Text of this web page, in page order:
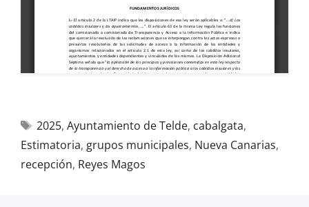
2025, Ayuntamiento de Telde, cabalgata,
Estimatoria, grupos municipales, Nueva Canarias,
recepción, Reyes Magos